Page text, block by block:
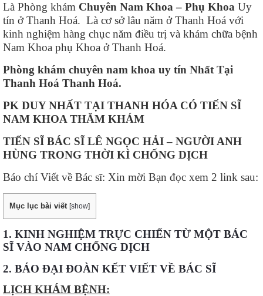
Là Phòng khám Chuyên Nam Khoa – Phụ Khoa Uy
tín ở Thanh Hoá. Là cơ sở lâu năm ở Thanh Hoá với
kinh nghiệm hàng chục năm điều trị và khám chữa bệnh
Nam Khoa phụ Khoa ở Thanh Hoá.
Phòng khám chuyên nam khoa uy tín Nhất Tại
Thanh Hoá Thanh Hoá.
PK DUY NHẤT TẠI THANH HÓA CÓ TIẾN SĨ
NAM KHOA THĂM KHÁM
TIẾN SĨ BÁC SĨ LÊ NGỌC HẢI – NGƯỜI ANH
HÙNG TRONG THỜI KÌ CHỐNG DỊCH
Báo chí Viết về Bác sĩ: Xin mời Bạn đọc xem 2 link sau:
Mục lục bài viết [show]
1. KINH NGHIỆM TRỰC CHIẾN TỪ MỘT BÁC
SĨ VÀO NAM CHỐNG DỊCH
2. BÁO ĐẠI ĐOÀN KẾT VIẾT VỀ BÁC SĨ
LỊCH KHÁM BỆNH: